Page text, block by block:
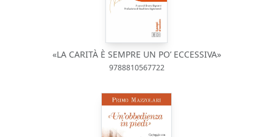
«LA CARITÀ È SEMPRE UN PO’ ECCESSIVA»
9788810567722